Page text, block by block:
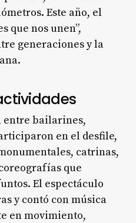
Este año, el
que nos unen”,
generaciones y la
entre bailarines,
en el desfile,
catrinas,
que
El espectáculo
y contó con música
en movimiento,